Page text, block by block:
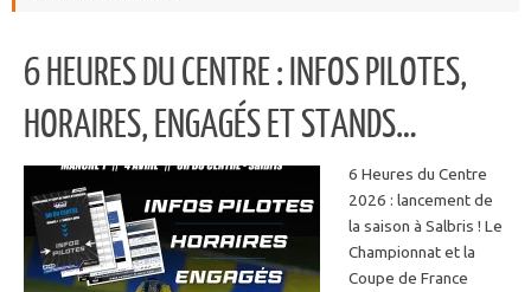
6 HEURES DU CENTRE : INFOS PILOTES,
HORAIRES, ENGAGÉS ET STANDS…
6 Heures du Centre
2026 : lancement de
la saison à Salbris ! Le
Championnat et la
Coupe de France